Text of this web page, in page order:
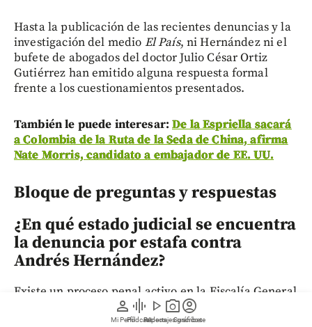
person
Mi Perfil
graphic_eq
Pódcast
play_arrow
Videos
photo_camera
Reportajes gráficos
account_circle
Suscríbete
Hasta la publicación de las recientes denuncias y la
investigación del medio El País, ni Hernández ni el
bufete de abogados del doctor Julio César Ortiz
Gutiérrez han emitido alguna respuesta formal
frente a los cuestionamientos presentados.
También le puede interesar:De la Espriella sacará
a Colombia de la Ruta de la Seda de China, afirma
Nate Morris, candidato a embajador de EE. UU.
Bloque de preguntas y respuestas
¿En qué estado judicial se encuentra
la denuncia por estafa contra
Andrés Hernández?
Existe un proceso penal activo en la Fiscalía General
de la Nación colombiana. Sonia Cuesta, exfuncionaria
del consulado, fue citada a declarar y presentar sus